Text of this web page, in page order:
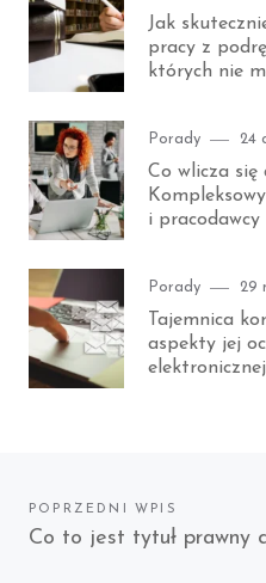
Jak
pracy z
których nie
Category
Porady 24
Co wlicza się
i pracodawcy
Category
Porady
on
29
Tajemnica
aspekty jej
elektronicznej
Nawigacja
wpisu
POPRZEDNI WPIS
Previous
Co to jest tytuł prawny